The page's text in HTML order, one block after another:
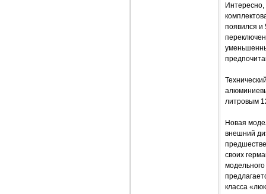
Интересно,
появился и
литровым
Новая
внешний
своих
класса